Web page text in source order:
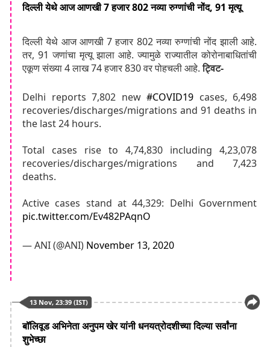
दिल्ली येथे आज आणखी 7 हजार 802 नव्या रुग्णांची नोंद, 91 मृत्यू
दिल्ली येथे आज आणखी 7 हजार 802 नव्या रुग्णांची नोंद झाली आहे.
तर, 91 जणांचा मृत्यू झाला आहे. ज्यामुळे राज्यातील कोरोनाबाधितांची
एकूण संख्या 4 लाख 74 हजार 830 वर पोहचली आहे.ट्विट-
Delhi reports 7,802 new #COVID19 cases, 6,498
recoveries/discharges/migrations and 91 deaths in
the last 24 hours.
Total cases rise to 4,74,830 including 4,23,078
recoveries/discharges/migrations and 7,423
deaths.
Active cases stand at 44,329: Delhi Government
pic.twitter.com/Ev482PAqnO
— ANI (@ANI) November 13, 2020
13 Nov, 23:39 (IST)
बॉलिवूड अभिनेता अनुपम खेर यांनी धनयत्रोदशीच्या दिल्या सर्वांना
शुभेच्छा